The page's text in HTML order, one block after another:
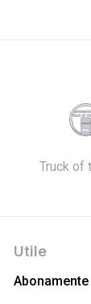
Truck of
Utile
Abonamente